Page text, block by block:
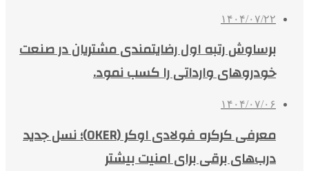
۱۴۰۴/۰۷/۲۲
برساوش رتبه اول رضایتمندی مشتریان در صنعت
خودروهای وارداتی را کسب نمود.
۱۴۰۴/۰۷/۰۶
معرفی کرکره فولادی اوکر (OKER)؛ نسل جدید
درب‌های برقی برای امنیت بیشتر